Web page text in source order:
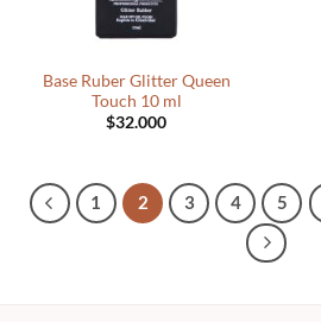
Base Ruber Glitter Queen
Touch 10 ml
$32.000
1 2 3 4 5